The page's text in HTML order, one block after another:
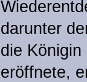
darunter
die
eröffnete,